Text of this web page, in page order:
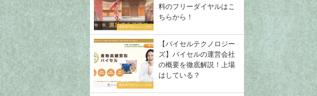
買取専門店の口コミ評判
料のフリーダイヤルはこ
ちらから！
買取専門店の口コミ評判
【バイセルテクノロジー
ズ】バイセルの運営会社
の概要を徹底解説！上場
はしている？